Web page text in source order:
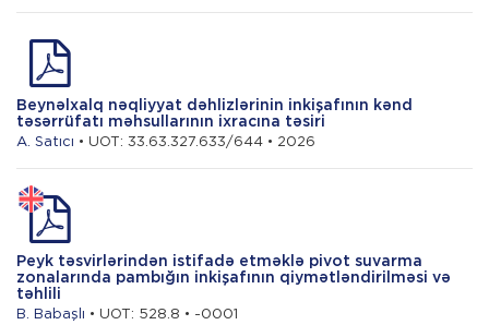
Beynəlxalq nəqliyyat dəhlizlərinin inkişafının kənd
təsərrüfatı məhsullarının ixracına təsiri
A. Satıcı • UOT: 33.63.327.633/644 • 2026
Peyk təsvirlərindən istifadə etməklə pivot suvarma
zonalarında pambığın inkişafının qiymətləndirilməsi və
təhlili
B. Babaşlı • UOT: 528.8 • -0001